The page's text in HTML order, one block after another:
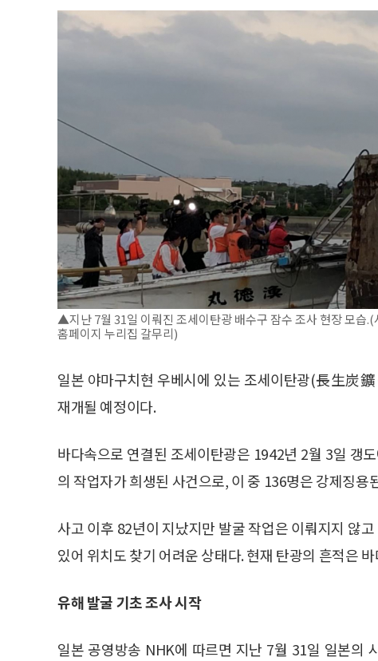
▲지난 7월 31일 이뤄진 조세이탄광 배수구 잠수 조사 현장 모습
홈페이지 누리집 갈무리)
일본 야마구치현 우베시에 있는 조세이탄광(長生炭
재개될 예정이다.
바다속으로 연결된 조세이탄광은 1942년 2월 3일 갱
의 작업자가 희생된 사건으로, 이 중 136명은 강제징용
사고 이후 82년이 지났지만 발굴 작업은 이뤄지지 않
있어 위치도 찾기 어려운 상태다. 현재 탄광의 흔적은
유해 발굴 기초 조사 시작
일본 공영방송 NHK에 따르면 지난 7월 31일 일본의